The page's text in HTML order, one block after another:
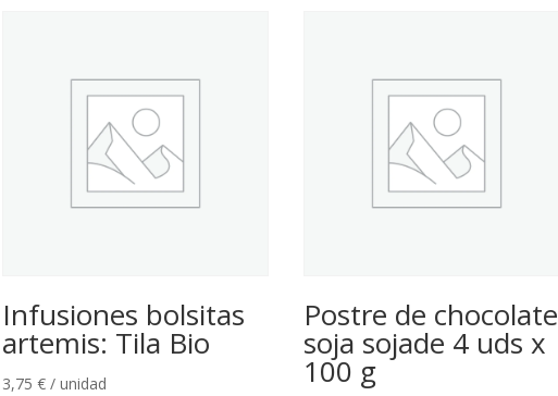
Infusiones bolsitas
artemis: Tila Bio
3,75€ / unidad
Postre de chocolate
soja sojade 4 uds x
100 g